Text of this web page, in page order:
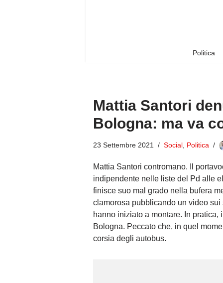
Politica
Mattia Santori
Bologna: ma va
23 Settembre 2021 Social Politica
Mattia Santori contromano. Il
indipendente nelle liste del Pd alle
finisce suo mal grado nella bufera
clamorosa pubblicando un video
hanno iniziato a montare. In
Bologna. Peccato che, in quel
corsia degli autobus.